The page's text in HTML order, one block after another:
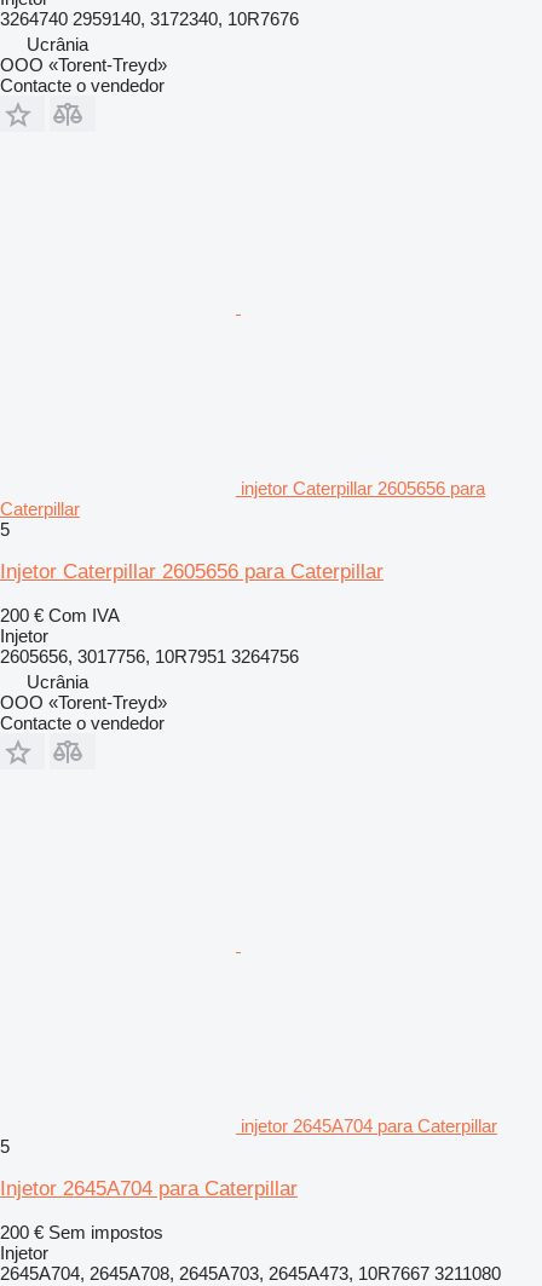
3264740 2959140, 3172340, 10R7676
Ucrânia
OOO «Torent-Treyd»
Contacte o vendedor
injetor Caterpillar 2605656 para
Caterpillar
5
Injetor Caterpillar 2605656 para Caterpillar
200 € Com IVA
Injetor
2605656, 3017756, 10R7951 3264756
Ucrânia
OOO «Torent-Treyd»
Contacte o vendedor
injetor 2645A704 para Caterpillar
5
Injetor 2645A704 para Caterpillar
200 € Sem impostos
Injetor
2645A704, 2645A708, 2645A703, 2645A473, 10R7667 3211080